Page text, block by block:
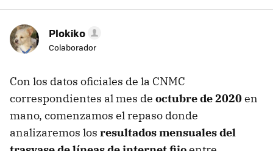
Plokiko
Colaborador
Con los datos oficiales de la CNMC
correspondientes al mes de octubre de 2020en
mano, comenzamos el repaso donde
analizaremos los resultados mensuales del